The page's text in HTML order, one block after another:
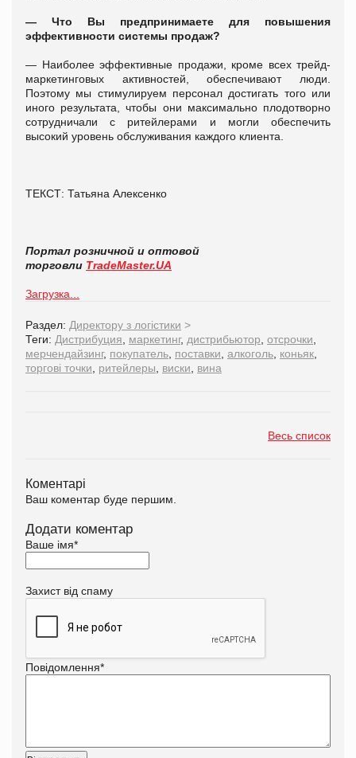
— Что Вы предпринимаете для повышения
эффективности системы продаж?
— Наиболее эффективные продажи, кроме всех трейд-
маркетинговых активностей, обеспечивают люди.
Поэтому мы стимулируем персонал достигать того или
иного результата, чтобы они максимально плодотворно
сотрудничали с ритейлерами и могли обеспечить
высокий уровень обслуживания каждого клиента.
ТЕКСТ: Татьяна Алексенко
Портал розничной и оптовой
торговли TradeMaster.UA
Загрузка...
Раздел: Директору з логістики >
Теги: Дистрибуция маркетинг, дистрибьютор отсрочки
мерчендайзинг, покупатель поставки алкоголь коньяк
торгові точки
ритейлеры виски вина
Весь список
Коментарі
Ваш коментар буде першим.
Додати коментар
Ваше імя*
Захист від спаму
Повідомлення*